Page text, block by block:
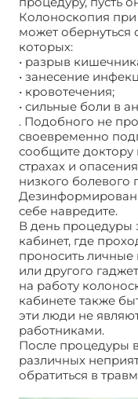
Колоноскопия
может обернуться
которых:
• разрыв
• занесение
• кровотечения;
• сильные боли в
. Подобного не
своевременно
сообщите доктору
страхах и
низкого болевого
себе навредите.
В день процедуры
кабинет, где
проносить личные
или другого
на работу
кабинете также
эти люди не
работниками.
После процедуры
различных
обратиться в